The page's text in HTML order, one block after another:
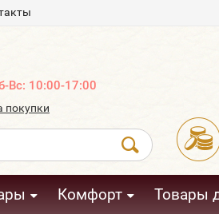
Вс: 10:00-17:00
Комфорт Товары